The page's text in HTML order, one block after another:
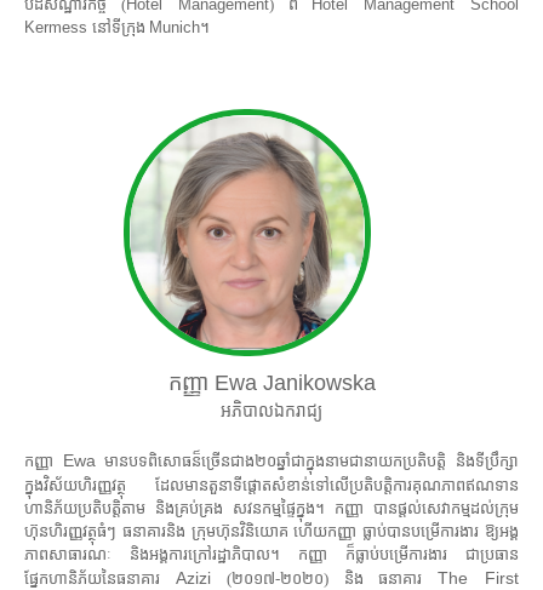
បដិសណ្ឋារកិច្ច ( Hotel Management) ពី
Hotel Management School
Kermess នៅទីក្រុង Munich។
កញ្ញា Ewa Janikowska
អភិបាលឯករាជ្យ
កញ្ញា Ewaមានបទពិសោធន៏ច្រើនជាង២០ឆ្នាំជាក្នុងនាមជានាយកប្រតិបត្តិ និងទីប្រឹក្សា
ក្នុងវិស័យហិរញ្ញវត្ថុ ដែលមានតួនាទីផ្ដោតសំខាន់ទៅលើប្រតិបត្តិការគុណភាពឥណទាន
ហានិភ័យប្រតិបត្តិតាម និងគ្រប់គ្រង សវនកម្មផ្ទៃក្នុង។ កញ្ញា បានផ្ដល់សេវាកម្មដល់ក្រុម
ហ៊ុនហិរញ្ញវត្ថុធំៗ ធនាគារនិង ក្រុមហ៊ុនវិនិយោគ ហើយកញ្ញា ធ្លាប់បានបម្រើការងារ ឱ្យអង្គ
ភាពសាធារណៈ និងអង្គការក្រៅរដ្ឋាភិបាល។ កញ្ញា ក៏ធ្លាប់បម្រើការងារ ជាប្រធាន
ផ្នែកហានិភ័យនៃធនាគារ Azizi(២០១៧-២០២០) និង ធនាគារThe First